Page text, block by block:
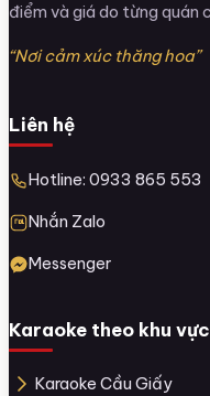
điểm và giá do từng quán
“Nơi cảm xúc thăng hoa”
Liên hệ
Hotline: 0933 865 553
Nhắn Zalo
Messenger
Karaoke theo khu vực
Karaoke Cầu Giấy